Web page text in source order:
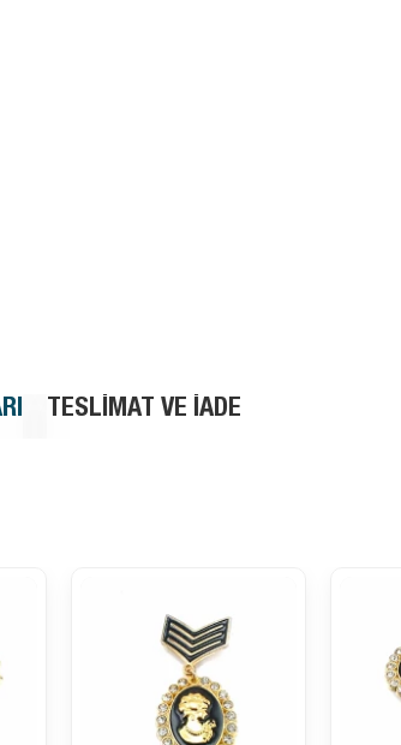
TESLIMAT VE İADE